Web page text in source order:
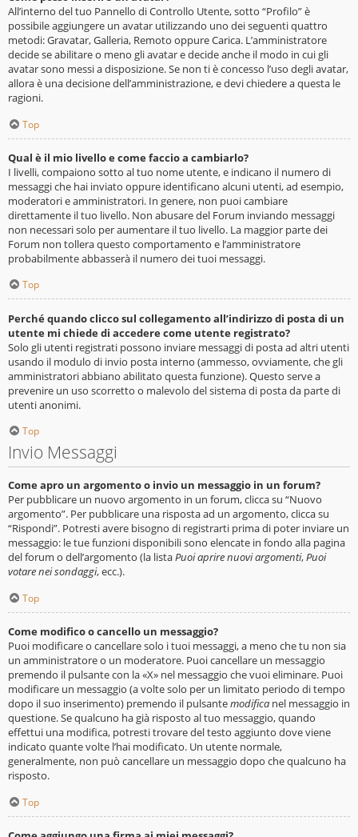
All’interno del tuo Pannello di Controllo Utente, sotto “Profilo” è
possibile aggiungere un avatar utilizzando uno dei seguenti quattro
metodi: Gravatar, Galleria, Remoto oppure Carica. L’amministratore
decide se abilitare o meno gli avatar e decide anche il modo in cui gli
avatar sono messi a disposizione. Se non ti è concesso l’uso degli avatar,
allora è una decisione dell’amministrazione, e devi chiedere a questa le
ragioni.
Top
Qual è il mio livello e come faccio a cambiarlo?
I livelli, compaiono sotto al tuo nome utente, e indicano il numero di
messaggi che hai inviato oppure identificano alcuni utenti, ad esempio,
moderatori e amministratori. In genere, non puoi cambiare
direttamente il tuo livello. Non abusare del Forum inviando messaggi
non necessari solo per aumentare il tuo livello. La maggior parte dei
Forum non tollera questo comportamento e l’amministratore
probabilmente abbasserà il numero dei tuoi messaggi.
Top
Perché quando clicco sul collegamento all’indirizzo di posta di un
utente mi chiede di accedere come utente registrato?
Solo gli utenti registrati possono inviare messaggi di posta ad altri utenti
usando il modulo di invio posta interno (ammesso, ovviamente, che gli
amministratori abbiano abilitato questa funzione). Questo serve a
prevenire un uso scorretto o malevolo del sistema di posta da parte di
utenti anonimi.
Top
Invio Messaggi
Come apro un argomento o invio un messaggio in un forum?
Per pubblicare un nuovo argomento in un forum, clicca su “Nuovo
argomento”. Per pubblicare una risposta ad un argomento, clicca su
“Rispondi”. Potresti avere bisogno di registrarti prima di poter inviare un
messaggio: le tue funzioni disponibili sono elencate in fondo alla pagina
del forum o dell’argomento (la listaPuoi aprire nuovi argomenti,Puoi
votare nei sondaggi, ecc.).
Top
Come modifico o cancello un messaggio?
Puoi modificare o cancellare solo i tuoi messaggi, a meno che tu non sia
un amministratore o un moderatore. Puoi cancellare un messaggio
premendo il pulsante con la «X» nel messaggio che vuoi eliminare. Puoi
modificare un messaggio (a volte solo per un limitato periodo di tempo
dopo il suo inserimento) premendo il pulsantemodifica nel messaggio in
questione. Se qualcuno ha già risposto al tuo messaggio, quando
effettui una modifica, potresti trovare del testo aggiunto dove viene
indicato quante volte l’hai modificato. Un utente normale,
generalmente, non può cancellare un messaggio dopo che qualcuno ha
risposto.
Top